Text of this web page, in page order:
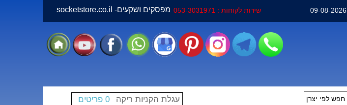
שירות לקוחות : 053-3031971 socketstore.co.il -מפסקים ושקעים 09-08-2026
עגלת הקניות ריקה 0 פריטים